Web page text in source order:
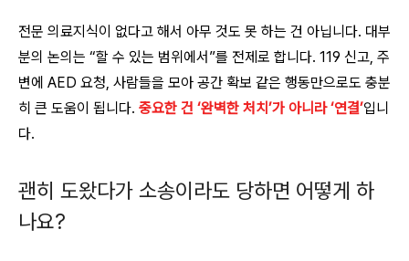
전문 의료지식이 없다고 해서 아무 것도 못 하는 건 아닙니다. 대부
분의 논의는 “할 수 있는 범위에서”를 전제로 합니다. 119 신고, 주
변에 AED 요청, 사람들을 모아 공간 확보 같은 행동만으로도 충분
히 큰 도움이 됩니다. 중요한 건 ‘완벽한 처치’가 아니라 ‘연결’입니
다.
괜히 도왔다가 소송이라도 당하면 어떻게 하
나요?